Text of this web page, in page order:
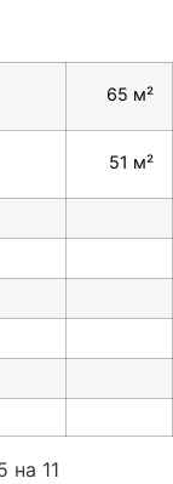
65 м²
51 м²
на 11